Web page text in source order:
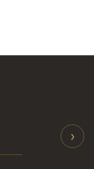
›